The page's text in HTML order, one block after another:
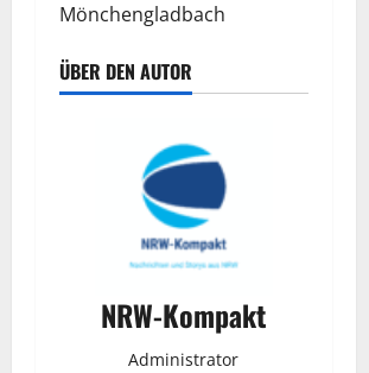
Mönchengladbach
ÜBER DEN AUTOR
NRW-Kompakt
Administrator